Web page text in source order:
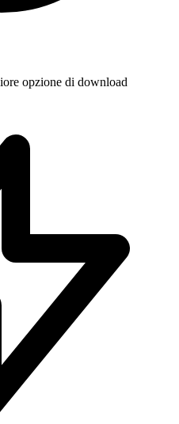
opzione di download